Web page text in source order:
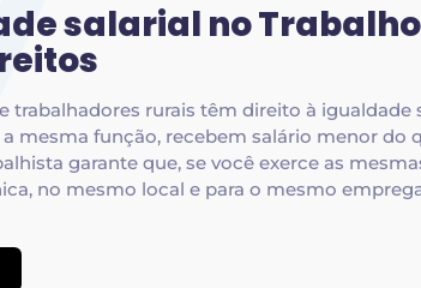
salarial no
trabalhadores rurais têm direito à igualdade
mesma função, recebem salário menor do
garante que, se você exerce as
no mesmo local e para o mesmo